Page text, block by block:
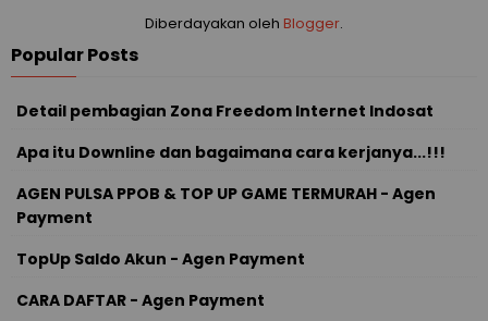
Diberdayakan oleh Blogger.
Popular Posts
Detail pembagian Zona Freedom Internet Indosat
Apa itu Downline dan bagaimana cara kerjanya...!!!
AGEN PULSA PPOB & TOP UP GAME TERMURAH - Agen
Payment
TopUp Saldo Akun - Agen Payment
CARA DAFTAR - Agen Payment